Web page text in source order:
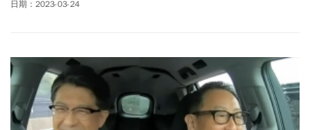
美和亞太市場爆紅，卻在日本當地未受到本土消費者青睞，累計在
「Camry日規車型」，而儘管2023年底會推出Camry新世代車款，也
不會在日本國內販售。也就是說，未來Camry系列車型將退出日本市
場，改專攻北美與亞洲市場。
日期：2023-03-24